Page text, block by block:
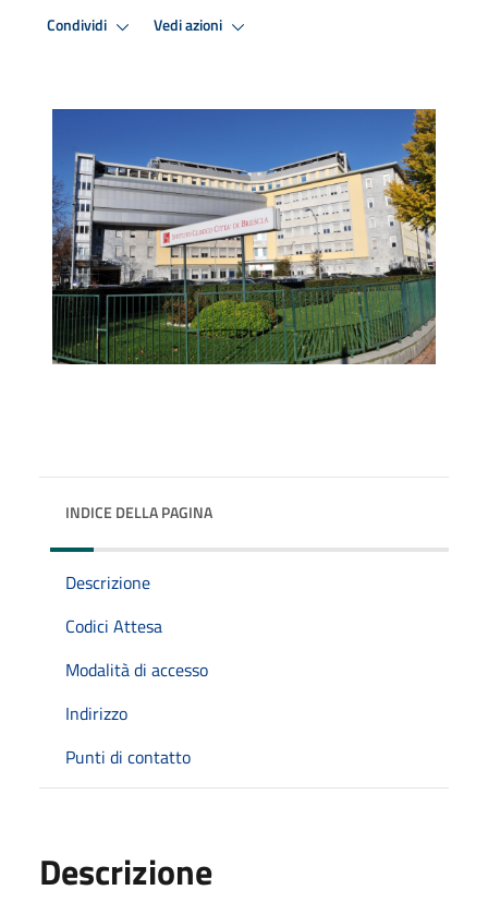
Condividi Vedi azioni
INDICE DELLA PAGINA
Descrizione
Codici Attesa
Modalità di accesso
Indirizzo
Punti di contatto
Descrizione